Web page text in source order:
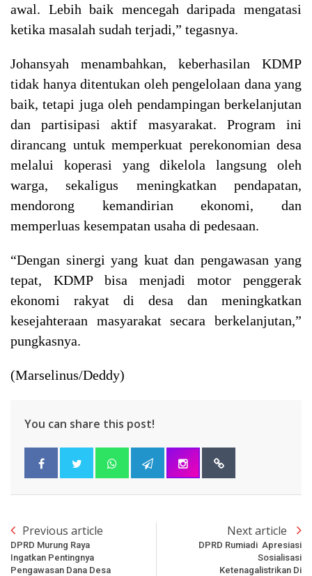
awal. Lebih baik mencegah daripada mengatasi
ketika masalah sudah terjadi,” tegasnya.
Johansyah menambahkan, keberhasilan KDMP
tidak hanya ditentukan oleh pengelolaan dana yang
baik, tetapi juga oleh pendampingan berkelanjutan
dan partisipasi aktif masyarakat. Program ini
dirancang untuk memperkuat perekonomian desa
melalui koperasi yang dikelola langsung oleh
warga, sekaligus meningkatkan pendapatan,
mendorong kemandirian ekonomi, dan
memperluas kesempatan usaha di pedesaan.
“Dengan sinergi yang kuat dan pengawasan yang
tepat, KDMP bisa menjadi motor penggerak
ekonomi rakyat di desa dan meningkatkan
kesejahteraan masyarakat secara berkelanjutan,”
pungkasnya.
(Marselinus/Deddy)
You can share this post!
Previous article
DPRD Murung Raya
Ingatkan Pentingnya
Pengawasan Dana Desa
Next article
DPRD Rumiadi Apresiasi
Sosialisasi
Ketenagalistrikan Di